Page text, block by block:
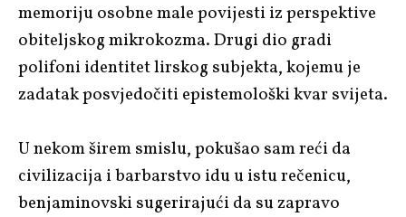
memoriju osobne male povijesti iz perspektive
obiteljskog mikrokozma. Drugi dio gradi
polifoni identitet lirskog subjekta, kojemu je
zadatak posvjedočiti epistemološki kvar svijeta.
U nekom širem smislu, pokušao sam reći da
civilizacija i barbarstvo idu u istu rečenicu,
benjaminovski sugerirajući da su zapravo